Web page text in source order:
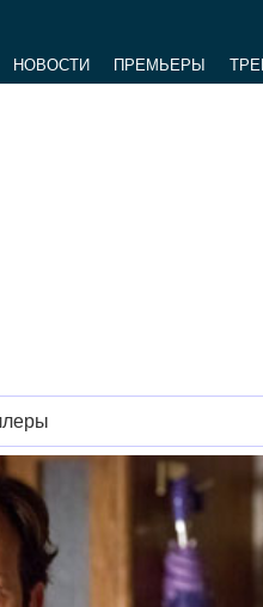
НОВОСТИ ПРЕМЬЕРЫ